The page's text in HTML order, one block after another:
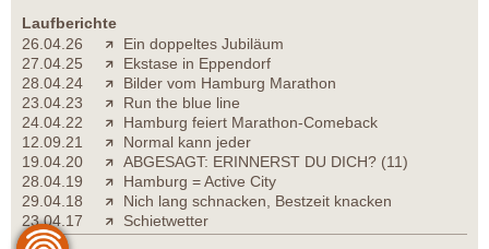
Laufberichte
26.04.26
Ein doppeltes Jubiläum
27.04.25
Ekstase in Eppendorf
28.04.24
Bilder vom Hamburg Marathon
23.04.23
Run the blue line
24.04.22
Hamburg feiert Marathon-Comeback
12.09.21
Normal kann jeder
19.04.20
ABGESAGT: ERINNERST DU DICH? (11)
28.04.19
Hamburg = Active City
29.04.18
Nich lang schnacken, Bestzeit knacken
23.04.17
Schietwetter